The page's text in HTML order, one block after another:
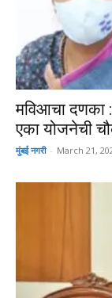
मविआचा दणका
एका योजनेची
मुंबई नगरी - March 21,